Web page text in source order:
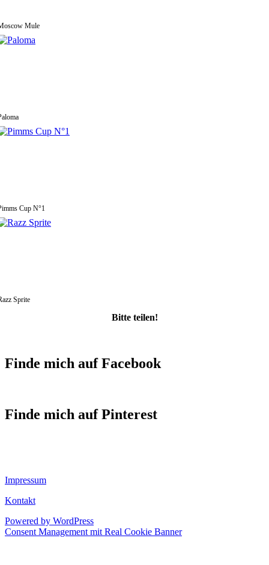
Mule
Cup N°1
Sprite
Bitte teilen!
Finde mich auf Facebook
Finde mich auf Pinterest
Impressum
Kontakt
Powered by WordPress
Consent Management mit Real Cookie Banner